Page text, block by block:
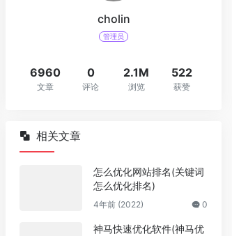
cholin
管理员
6960
文章
0
评论
2.1M
浏览
522
获赞
相关文章
怎么优化网站排名(关键词
怎么优化排名)
4年前 (2022) 0
神马快速优化软件(神马优